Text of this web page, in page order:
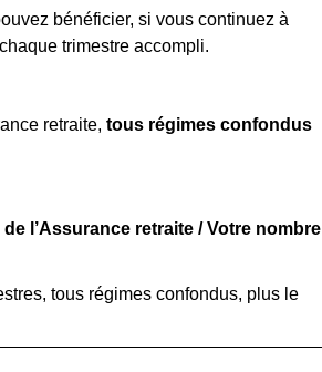
bénéficier, si vous continuez à
trimestre accompli.
retraite, tous régimes confondus
l’Assurance retraite / Votre nombre
tous régimes confondus, plus le